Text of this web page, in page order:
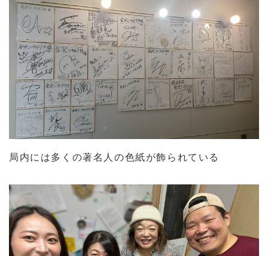
局内には多くの著名人の色紙が飾られている